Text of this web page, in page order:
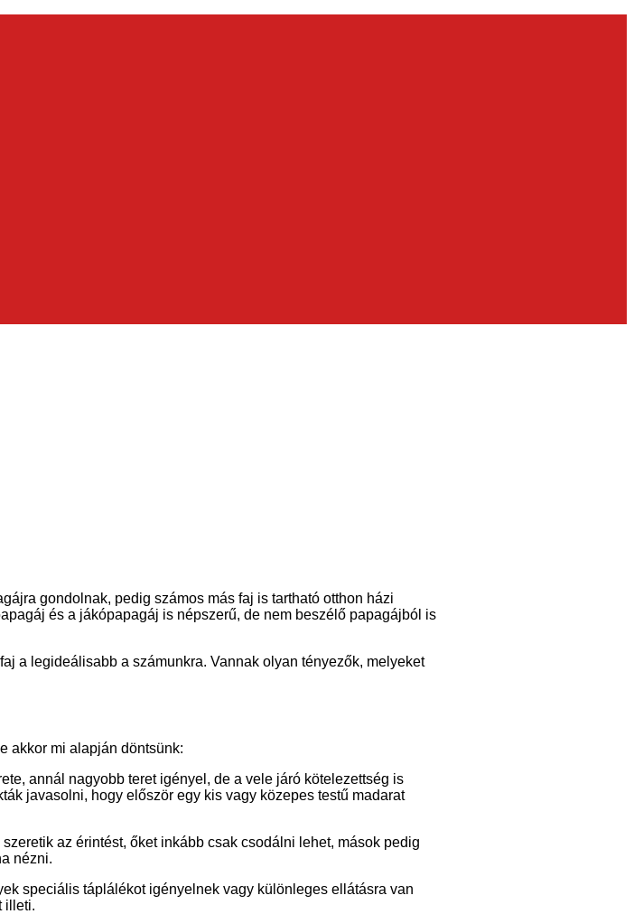
gondolnak, pedig számos más faj is tartható otthon házi
és a jákópapagáj is népszerű, de nem beszélő papagájból is
a legideálisabb a számunkra. Vannak olyan tényezők, melyeket
akkor mi alapján döntsünk:
annál nagyobb teret igényel, de a vele járó kötelezettség is
javasolni, hogy először egy kis vagy közepes testű madarat
az érintést, őket inkább csak csodálni lehet, mások pedig
nézni.
speciális táplálékot igényelnek vagy különleges ellátásra van
illeti.